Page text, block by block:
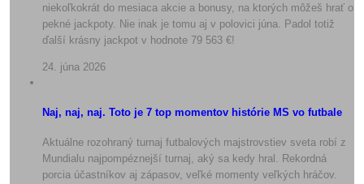
niekoľkokrát do mesiaca akcie a bonusy, na ktorých môžeš hrať o
pekné jackpoty. Nie inak je tomu aj v polovici júna. Padol totiž
ďalší krásny jackpot v hodnote 79 563 €!
24. júna 2026
Naj, naj, naj. Toto je 7 top momentov histórie MS vo futbale
Aktuálne rozohraný turnaj futbalových majstrovstiev sveta robí z
Mundialu najpompéznejší turnaj, aký sa kedy hral. Rekordná
porcia účastníkov aj zápasov, veľké momenty veľkých hráčov.